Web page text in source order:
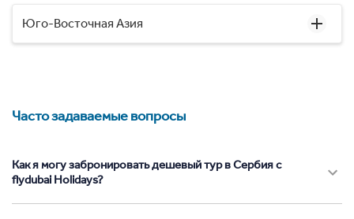
Юго-Восточная Азия
Часто задаваемые вопросы
Как я могу забронировать дешевый тур в Сербия с
flydubai Holidays?